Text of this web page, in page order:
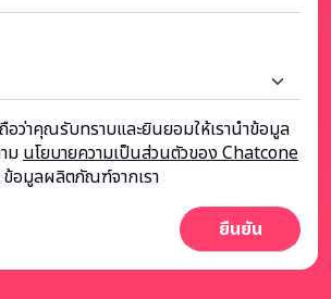
ถือว่าคุณรับทราบและยินยอมให้เรานำข้อมูล
มนโยบายความเป็นส่วนตัวของ Chatcone
ข้อมูลผลิตภัณฑ์จากเรา